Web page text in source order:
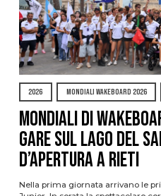
2026 MONDIALI WAKEBOARD 2026
Mondiali di
gare sul Lago del
d’apertura a Rieti
Nella prima giornata arrivano le